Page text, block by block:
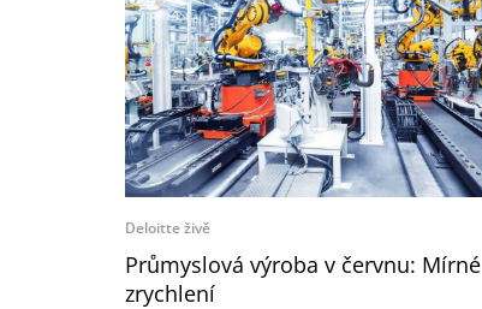
Deloitte živě
Průmyslová výroba v červnu: Mírné
zrychlení